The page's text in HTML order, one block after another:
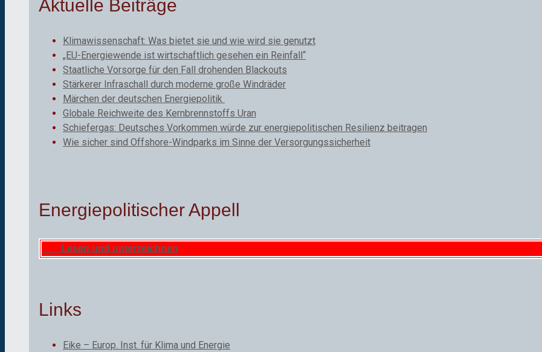
Aktuelle Beiträge
Klimawissenschaft: Was bietet sie und wie wird sie genutzt
„EU-Energiewende ist wirtschaftlich gesehen ein Reinfall“
Staatliche Vorsorge für den Fall drohenden Blackouts
Stärkerer Infraschall durch moderne große Windräder
Märchen der deutschen Energiepolitik
Globale Reichweite des Kernbrennstoffs Uran
Schiefergas: Deutsches Vorkommen würde zur energiepolitischen Resilienz beitragen
Wie sicher sind Offshore-Windparks im Sinne der Versorgungssicherheit
Energiepolitischer Appell
Lesen und unterzeichnen
Links
Eike – Europ. Inst. für Klima und Energie